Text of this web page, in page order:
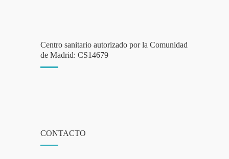
Centro sanitario autorizado por la Comunidad
de Madrid: CS14679
CONTACTO